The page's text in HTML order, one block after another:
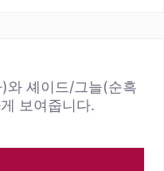
와 셰이드/그늘(순흑
보여줍니다.